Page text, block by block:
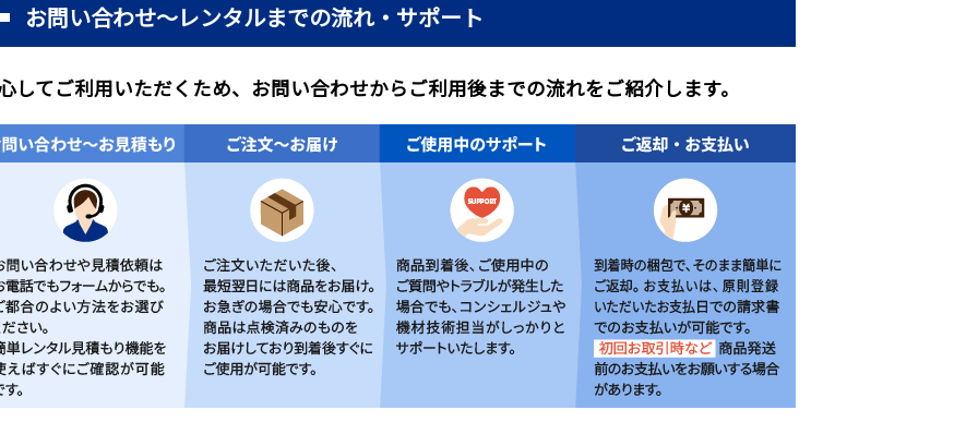
お問い合わせ～レンタルまでの流れ・サポート
してご利用いただくため、お問い合わせからご利用後までの流れをご紹介します。